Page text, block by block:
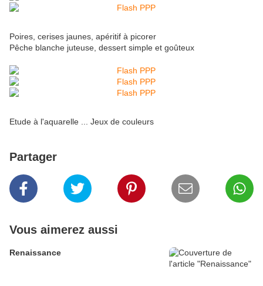
Poires, cerises jaunes, apéritif à picorer
Pêche blanche juteuse, dessert simple et goûteux
Etude à l'aquarelle ... Jeux de couleurs
Partager
Vous aimerez aussi
Renaissance